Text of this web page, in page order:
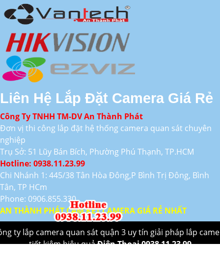
Liên Hệ Lắp Đặt Camera Giá Rẻ
Công Ty TNHH TM-DV An Thành Phát
Đơn vị thi công lắp đặt hệ thống camera quan sát chuyên
nghiệp
Trụ Sở: 51 Lũy Bán Bích, Phường Phú Thạnh, TP.HCM
Hotline: 0938.11.23.99
Chi Nhánh 1: 445/38 Tân Hòa Đông,P Bình Trị Đông, Bình
Tân, TP HCm
Phone: 0906.855.330
AN THÀNH PHÁT CAM KẾT CAMERA GIÁ RẺ NHẤT
ty lắp camera quan sát quận 3 uy tín giải pháp lắp
tiết kiệm hiệu quảĐiên Thoại 0938 11 23 99